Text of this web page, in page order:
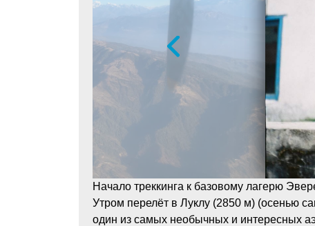
Начало треккинга к базовому лагерю
Утром перелёт в Луклу (2850 м) (осенью
один из самых необычных и интересных